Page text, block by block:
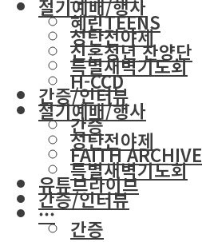
절기예배/행사
성탄전야제
특별새벽기도회
간증/인터뷰
간증
FAITH ARCHIVE
유튜브라이브
···
혜린TEENS
신혼청년 찬양단
H-CCD
절기예배/행사
성탄전야제
특별새벽기도회
간증/인터뷰
간증